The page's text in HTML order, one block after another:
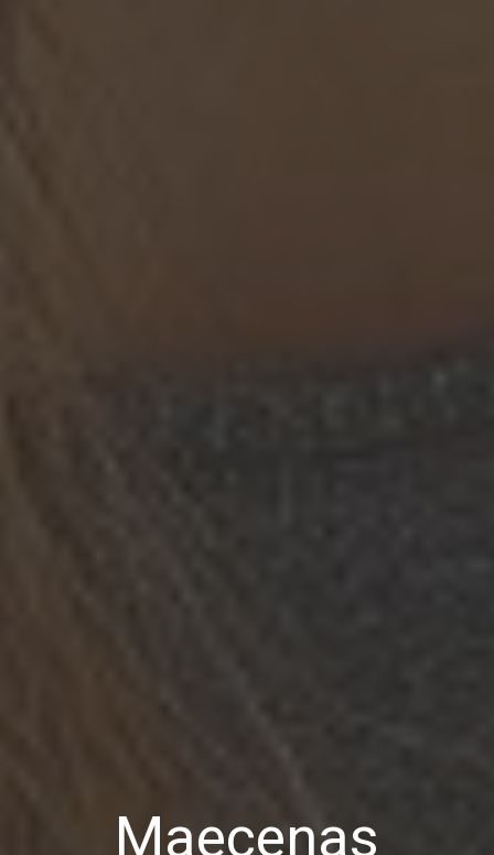
Maecenas